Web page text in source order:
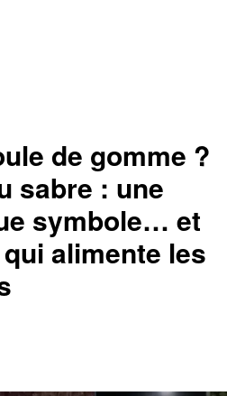
de gomme ?
sabre : une
symbole… et
alimente les